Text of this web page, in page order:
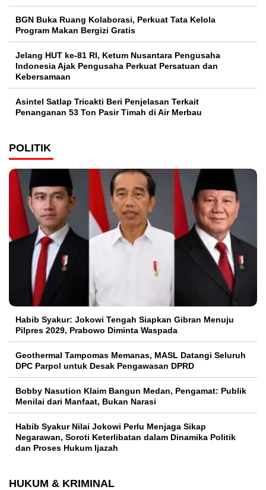
BGN Buka Ruang Kolaborasi, Perkuat Tata Kelola
Program Makan Bergizi Gratis
Jelang HUT ke-81 RI, Ketum Nusantara Pengusaha
Indonesia Ajak Pengusaha Perkuat Persatuan dan
Kebersamaan
Asintel Satlap Tricakti Beri Penjelasan Terkait
Penanganan 53 Ton Pasir Timah di Air Merbau
POLITIK
Habib Syakur: Jokowi Tengah Siapkan Gibran Menuju
Pilpres 2029, Prabowo Diminta Waspada
Geothermal Tampomas Memanas, MASL Datangi Seluruh
DPC Parpol untuk Desak Pengawasan DPRD
Bobby Nasution Klaim Bangun Medan, Pengamat: Publik
Menilai dari Manfaat, Bukan Narasi
Habib Syakur Nilai Jokowi Perlu Menjaga Sikap
Negarawan, Soroti Keterlibatan dalam Dinamika Politik
dan Proses Hukum Ijazah
HUKUM & KRIMINAL